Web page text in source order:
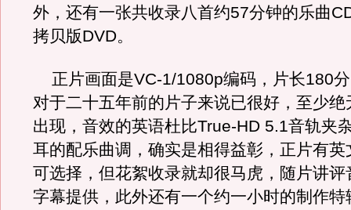
外，还有一张共收录八首约57分钟的乐曲
拷贝版DVD。
正片画面是VC-1/1080p编码，片长180
对于二十五年前的片子来说已很好，至少绝
出现，音效的英语杜比True-HD 5.1音轨夹
耳的配乐曲调，确实是相得益彰，正片有英
可选择，但花絮收录就却很马虎，随片讲评
字幕提供，此外还有一个约一小时的制作特